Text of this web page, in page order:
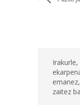
zaitez